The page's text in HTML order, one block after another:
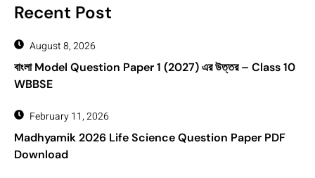
Recent Post
August 8, 2026
বাংলা Model Question Paper 1 (2027) এর উত্তর – Class 10
WBBSE
February 11, 2026
Madhyamik 2026 Life Science Question Paper PDF
Download